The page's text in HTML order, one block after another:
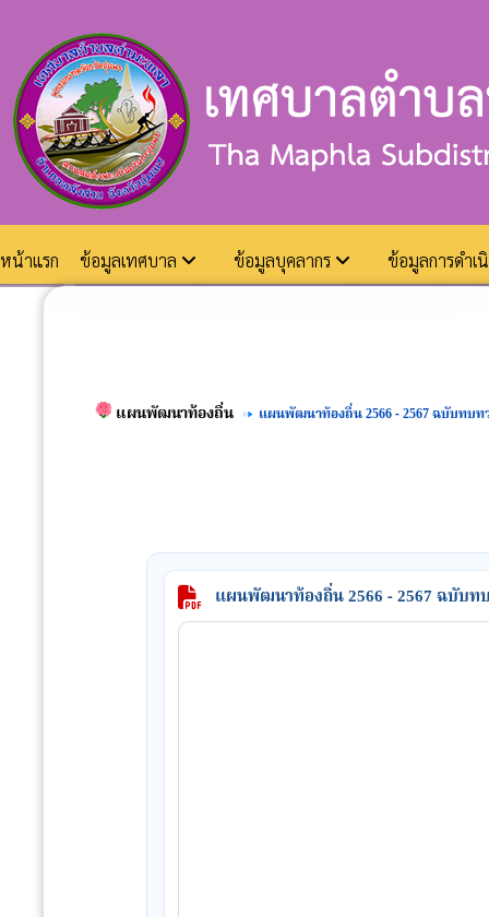
หน้าแรก ข้อมูลเทศบาล ข้อมูลบุคลากร ข้อมูลการดำ
แผนพัฒนาท้องถิ่น แผนพัฒนาท้องถิ่น 2566 - 2567 ฉบับทบท
แผนพัฒนาท้องถิ่น 2566 - 2567 ฉบับท